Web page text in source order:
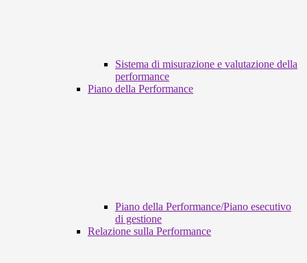
Sistema di misurazione e valutazione della
performance
Piano della Performance
Piano della Performance/Piano esecutivo
di gestione
Relazione sulla Performance